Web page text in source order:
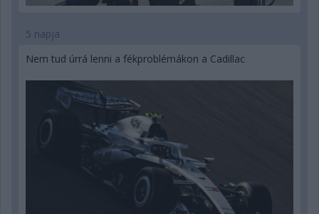
5 napja
Nem tud úrrá lenni a fékproblémákon a Cadillac